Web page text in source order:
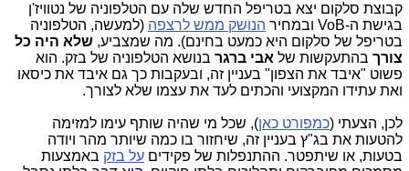
קבוצת סלקום יצא בטריפל החדש שלה עם הטלפוניה של נטוויז'ן
בגישת ה-VoB ובמחיר
הנושק ממש לרצפה (למעשה, הטלפוניה
בטריפל של סלקום היא כמעט בחינם). מה שמצביע, שלא היה כל
צורך בהתעקשות של אבי ברגר בנושא הטלפוניה של בזק. הוא
פשוט "איבד את הצפון" בעניין זה, ובעקבות כך גם איבד את כיסאו
ואת עתידו המקצועי והכתים לעד את עצמו שלא לצורך.
לכן, הצעתי (כמפורט כאן), שכל מי שהיה שותף עימו למזימה
להטעות את בג"ץ בעניין זה, שיחזור בו כמה שיותר מהר ויודה
בטעות, או שיתפטר. ההתנפלות של פקידים על בזק באמצעות